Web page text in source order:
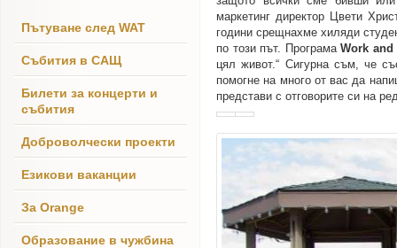
Пътуване след WAT
Събития в САЩ
Билети за концерти и
събития
Доброволчески проекти
Езикови ваканции
За Orange
Образование в чужбина
маркетинг директор Цвети
години срещнахме хиляди
по този път. ПрограмаWork and
цял живот.“ Сигурна съм, че
помогне на много от вас да
представи с отговорите си на